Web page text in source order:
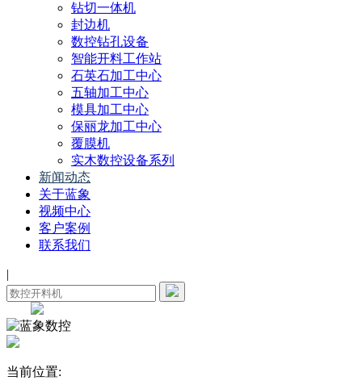
钻切一体机
封边机
数控钻孔设备
智能开料工作站
石英石加工中心
五轴加工中心
模具加工中心
保丽龙加工中心
覆膜机
实木数控设备系列
新闻动态
关于蓝象
视频中心
客户案例
联系我们
|
当前位置: